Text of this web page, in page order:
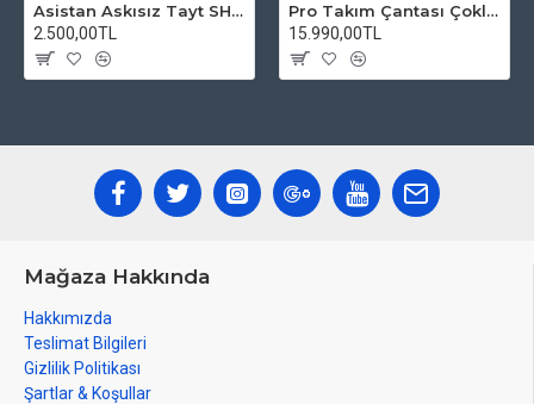
Asistan Askısız Tayt SH20 Pedli Siyah
2.500,00TL
Pro Takım Çantası Çoklu Tamir Seti
15.990,00TL
Mağaza Hakkında
Hakkımızda
Teslimat Bilgileri
Gizlilik Politikası
Şartlar & Koşullar